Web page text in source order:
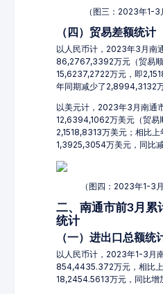
（图三：2023年1-3
（四）贸易差额统计
以人民币计，2023年3月南
86,2767,3392万元（贸易
15,6237,2722万元，即
年同期减少了2,8994,3132
以美元计，2023年3月南通
12,6394,1062万美元（贸易
2,1518,8313万美元；相比上
1,3925,3054万美元，同比
（图四：2023年1-3
二、南通市前3月累
统计
（一）进出口总额统
以人民币计，2023年1-3月
854,4435.372万元，相比
18,2454.5613万元，同比增